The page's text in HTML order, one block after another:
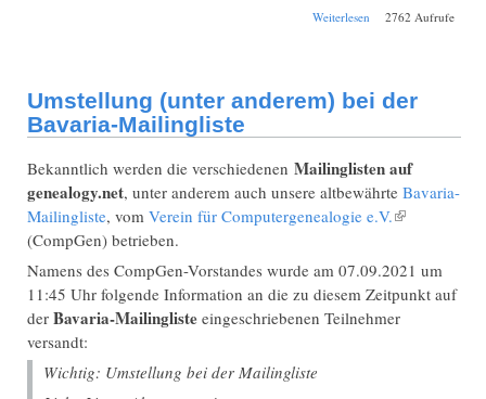
Weiterlesen über Online-
2762 Aufrufe
Umstellung (unter anderem) bei der
Bavaria-Mailingliste
Bekanntlich werden die verschiedenen Mailinglisten auf
genealogy.net, unter anderem auch unsere altbewährte Bavaria-
Mailingliste, vom Verein für Computergenealogie e.V.(Link ist
(CompGen) betrieben.
Namens des CompGen-Vorstandes wurde am 07.09.2021 um
11:45 Uhr folgende Information an die zu diesem Zeitpunkt auf
der Bavaria-Mailingliste eingeschriebenen Teilnehmer
versandt:
Wichtig: Umstellung bei der Mailingliste